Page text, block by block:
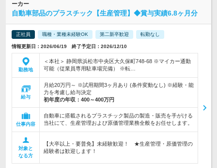
ーカー
自動車部品のプラスチック【生産管理】◆賞与実績6.8ヶ月分
正社員 職種・業種未経験OK 第二新卒歓迎 転勤なし
情報更新日：2026/06/19 終了予定日：2026/12/10
勤務地
＜本社＞ 静岡県浜松市中央区大久保町748-68 ※マイカー通勤
可能（従業員専用駐車場完備） ※転…
給与
月給20万円～ ※試用期間3ヶ月あり (条件変動なし) ※経験・能
力を考慮し給与決定
初年度の年収： 400～400万円
仕事内容
自動車に搭載されるプラスチック製品の製造・販売を手がける
当社にて、生産管理および原価管理業務全般をお任せします。
対象と
なる方
【大卒以上・要普免】未経験歓迎！ ★生産管理・原価管理の
経験者は歓迎します！